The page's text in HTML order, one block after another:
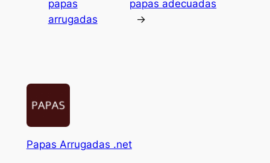
papas
arrugadas
papas adecuadas
→
Papas Arrugadas .net